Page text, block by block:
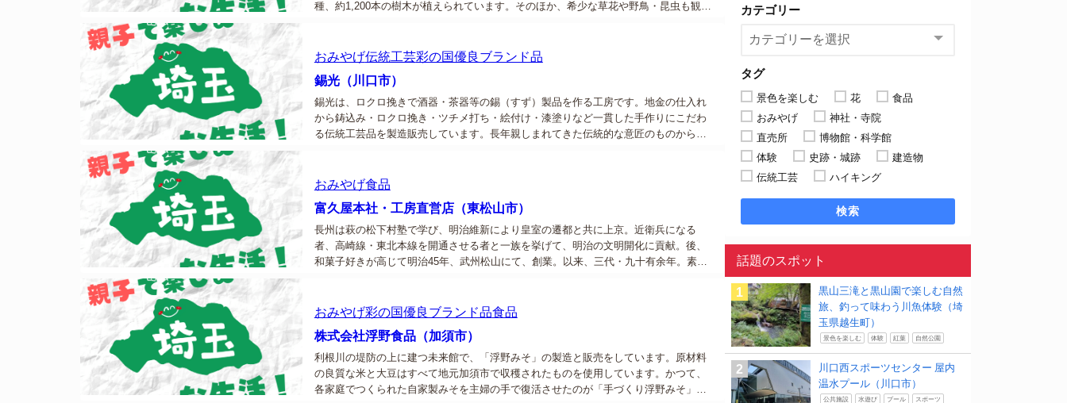
種、約1,200本の樹木が植えられています。そのほか、希少な草花や野鳥・昆虫も観察
おみやげ伝統工芸彩の国優良ブランド品
錫光（川口市）
錫光は、ロクロ挽きで酒器・茶器等の錫（すず）製品を作る工房です。地金の仕入れ
から鋳込み・ロクロ挽き・ツチメ打ち・絵付け・漆塗りなど一貫した手作りにこだわ
る伝統工芸品を製造販売しています。長年親しまれてきた伝統的な意匠のものから、
おみやげ食品
富久屋本社・工房直営店（東松山市）
長州は萩の松下村塾で学び、明治維新により皇室の遷都と共に上京。近衛兵になる
者、高崎線・東北本線を開通させる者と一族を挙げて、明治の文明開化に貢献。後、
和菓子好きが高じて明治45年、武州松山にて、創業。以来、三代・九十有余年。素材
おみやげ彩の国優良ブランド品食品
株式会社浮野食品（加須市）
利根川の堤防の上に建つ未来館で、「浮野みそ」の製造と販売をしています。原材料
の良質な米と大豆はすべて地元加須市で収穫されたものを使用しています。かつて、
各家庭でつくられた自家製みそを主婦の手で復活させたのが「手づくり浮野みそ」で
カテゴリー
タグ
景色を楽しむ 花
食品
おみやげ
神社・寺院
直売所
博物館・科学館
体験
史跡・城跡
建造物
伝統工芸
ハイキング
検索
話題のスポット
黒山三滝と黒山園で楽しむ自然
旅、釣って味わう川魚体験（埼
玉県越生町）
景色を楽しむ 体験 紅葉 自然公園
川口西スポーツセンター 屋内
温水プール（川口市）
公共施設 水遊び プール スポーツ